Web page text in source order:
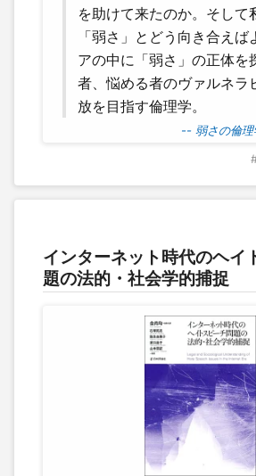
を助けて来たのか。そして
「弱さ」とどう向き合えば
アの中に「弱さ」の正体を
者、悩める者のヴァルネラ
放を目指す倫理学。
-- 弱さの倫理
インターネット時代のヘイ
題の法的・社会学的捕捉